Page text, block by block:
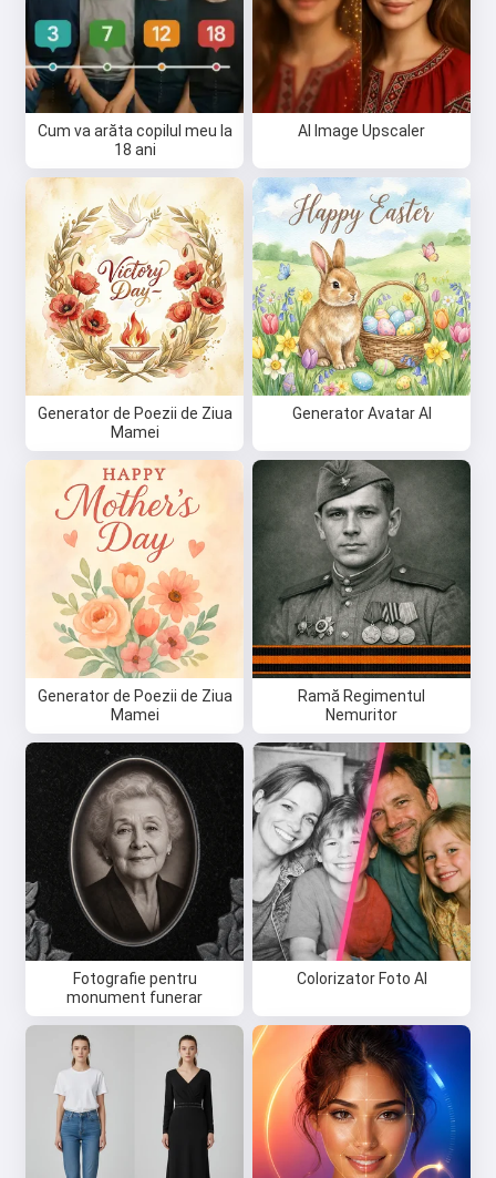
Cum va arăta copilul meu la
18 ani
AI Image Upscaler
Generator de Poezii de Ziua
Mamei
Generator Avatar AI
Generator de Poezii de Ziua
Mamei
Ramă Regimentul
Nemuritor
Fotografie pentru
monument funerar
Colorizator Foto AI